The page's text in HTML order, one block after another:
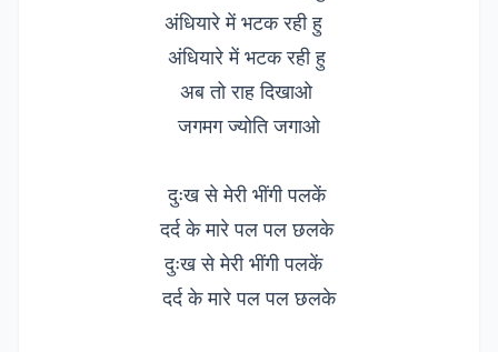
अंधियारे में भटक रही हु
अंधियारे में भटक रही हु
अब तो राह दिखाओ
जगमग ज्योति जगाओ
दुःख से मेरी भींगी पलकें
दर्द के मारे पल पल छलके
दुःख से मेरी भींगी पलकें
दर्द के मारे पल पल छलके